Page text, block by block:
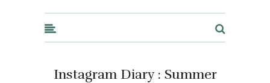
Instagram Diary : Summer